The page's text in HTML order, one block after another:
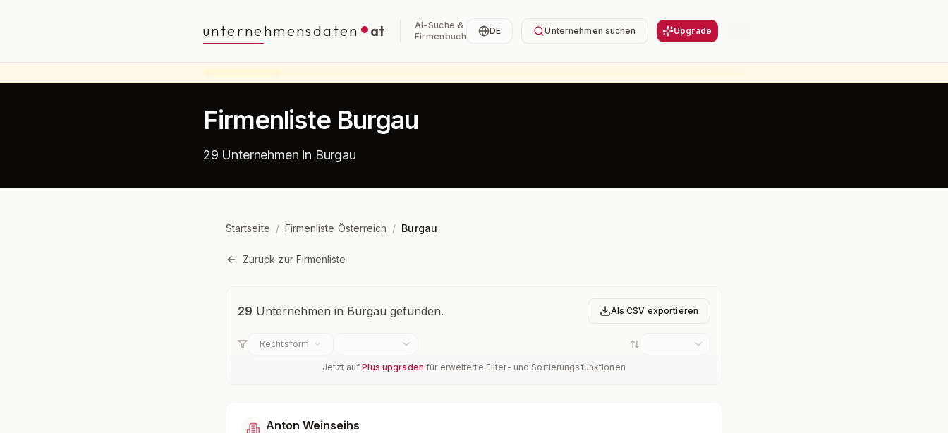
unternehmensdaten at
AI-Suche &
Firmenbuch
DE Unternehmen suchen Upgrade
Firmenliste Burgau
29 Unternehmen in Burgau
Startseite / Firmenliste Österreich / Burgau
Zurück zur Firmenliste
Unternehmensübersicht
29 Unternehmen in Burgau gefunden. Als CSV exportieren
Rechtsform
Jetzt aufPlus upgraden für erweiterte Filter- und Sortierungsfunktionen
Anton Weinseihs